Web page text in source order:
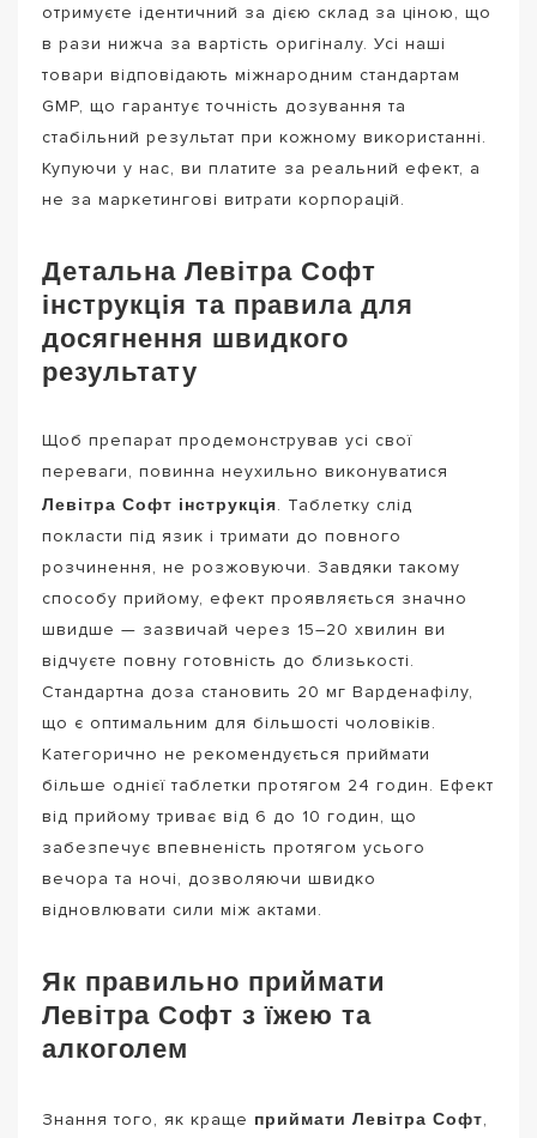
отримуєте ідентичний за дією склад за ціною, що
в рази нижча за вартість оригіналу. Усі наші
товари відповідають міжнародним стандартам
GMP, що гарантує точність дозування та
стабільний результат при кожному використанні.
Купуючи у нас, ви платите за реальний ефект, а
не за маркетингові витрати корпорацій.
Детальна Левітра Софт
інструкція та правила для
досягнення швидкого
результату
Щоб препарат продемонстрував усі свої
переваги, повинна неухильно виконуватися
Левітра Софт інструкція. Таблетку слід
покласти під язик і тримати до повного
розчинення, не розжовуючи. Завдяки такому
способу прийому, ефект проявляється значно
швидше — зазвичай через 15–20 хвилин ви
відчуєте повну готовність до близькості.
Стандартна доза становить 20 мг Варденафілу,
що є оптимальним для більшості чоловіків.
Категорично не рекомендується приймати
більше однієї таблетки протягом 24 годин. Ефект
від прийому триває від 6 до 10 годин, що
забезпечує впевненість протягом усього
вечора та ночі, дозволяючи швидко
відновлювати сили між актами.
Як правильно приймати
Левітра Софт з їжею та
алкоголем
Знання того, як краще приймати Левітра Софт,